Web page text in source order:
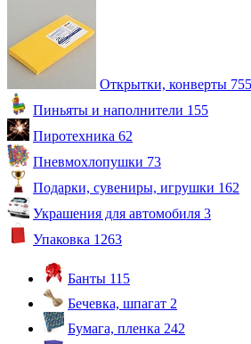
Открытки, конверты 755
Пиньяты и наполнители 155
Пиротехника 62
Пневмохлопушки 73
Подарки, сувениры, игрушки 162
Украшения для автомобиля 3
Упаковка 1263
Банты 115
Бечевка, шпагат 2
Бумага, пленка 242